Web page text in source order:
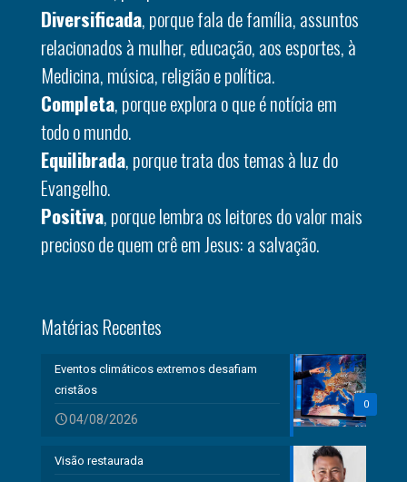
Diversificada, porque fala de família, assuntos
relacionados à mulher, educação, aos esportes, à
Medicina, música, religião e política.
Completa, porque explora o que é notícia em
todo o mundo.
Equilibrada, porque trata dos temas à luz do
Evangelho.
Positiva, porque lembra os leitores do valor mais
precioso de quem crê em Jesus: a salvação.
Matérias Recentes
0
Eventos climáticos extremos desafiam
cristãos
04/08/2026
Visão restaurada